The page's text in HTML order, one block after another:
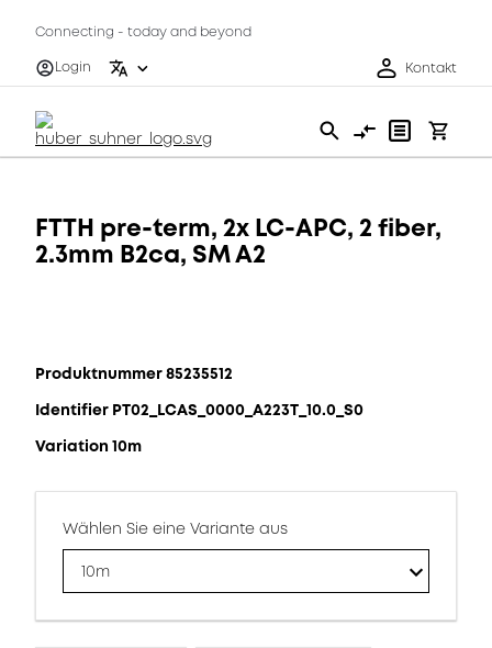
Connecting - today and beyond
Login
Kontakt
FTTH pre-term, 2x LC-APC, 2 fiber,
2.3mm B2ca, SM A2
Produktnummer 85235512
Identifier PT02_LCAS_0000_A223T_10.0_S0
Variation 10m
Wählen Sie eine Variante aus
10m